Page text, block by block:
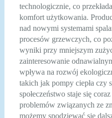
technologicznie, co
komfort użytkowania.
nad nowymi systemami
procesów grzewczych, co
wyniki przy mniejszym
zainteresowanie
wpływa na rozwój
takich jak pompy ciepła czy
społeczeństwo staje się
problemów związanych ze
możemy spodziewać się